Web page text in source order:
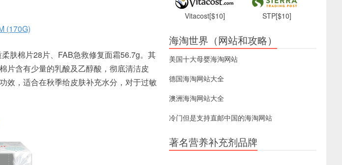
(170G)
肤棉片28片、FAB急救修复面霜56.7g。其
片含有少量的乳酸及乙醇酸，彻底清洁皮
效，适合在秋季给皮肤补充水分，对于过敏
Vitacost[$10] STP[$10]
海淘世界（网站和攻略）
美国十大母婴海淘网站
德国海淘网站大全
澳洲海淘网站大全
冷门但是支持直邮中国的海淘网站
著名营养补充剂品牌